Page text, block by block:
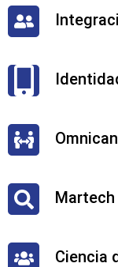
Martech
Ciencia